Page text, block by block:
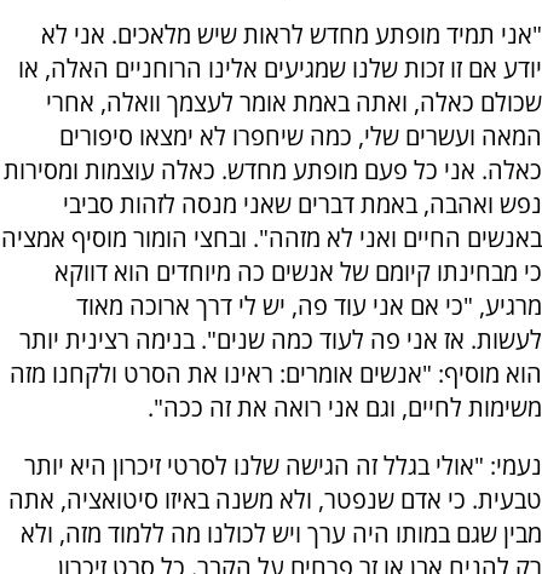
"אני תמיד מופתע מחדש לראות שיש מלאכים. אני לא
יודע אם זו זכות שלנו שמגיעים אלינו הרוחניים האלה, או
שכולם כאלה, ואתה באמת אומר לעצמך וואלה, אחרי
המאה ועשרים שלי, כמה שיחפרו לא ימצאו סיפורים
כאלה. אני כל פעם מופתע מחדש. כאלה עוצמות ומסירות
נפש ואהבה, באמת דברים שאני מנסה לזהות סביבי
באנשים החיים ואני לא מזהה". ובחצי הומור מוסיף אמציה
כי מבחינתו קיומם של אנשים כה מיוחדים הוא דווקא
מרגיע, "כי אם אני עוד פה, יש לי דרך ארוכה מאוד
לעשות. אז אני פה לעוד כמה שנים". בנימה רצינית יותר
הוא מוסיף: "אנשים אומרים: ראינו את הסרט ולקחנו מזה
משימות לחיים, וגם אני רואה את זה ככה".
נעמי: "אולי בגלל זה הגישה שלנו לסרטי זיכרון היא יותר
טבעית. כי אדם שנפטר, ולא משנה באיזו סיטואציה, אתה
מבין שגם במותו היה ערך ויש לכולנו מה ללמוד מזה, ולא